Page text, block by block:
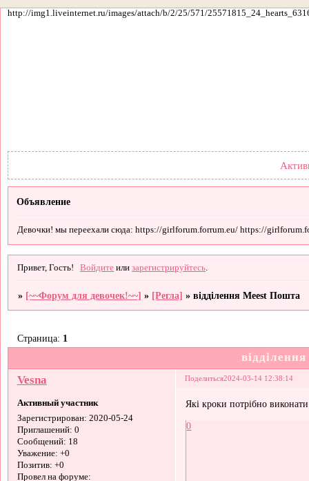
http://img1.liveinternet.ru/images/attach/b/2/25/571/
Объявление
Девочки! мы переехали сюда: https://girlforum.forrum.eu/ https://
Привет, Гость! Войдите илизарегистрируйтесь
» [~~Форум для девочек!~~] » [Регла] »відділення Meest Пошта
Страница: 1
Поделиться2024-03-14 12:38:14
Vesna
Активный участник
Зарегистрирован: 2020-05-24
Приглашений: 0
Сообщений: 18
Уважение: +0
Позитив: +0
Провел на форуме:
Які кроки потрібно
0